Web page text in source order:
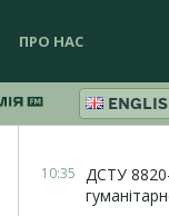
ПРО НАС
10:35 ДСТУ